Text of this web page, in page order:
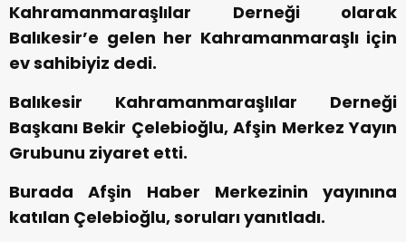
Kahramanmaraşlılar Derneği olarak
Balıkesir’e gelen her Kahramanmaraşlı için
ev sahibiyiz dedi.
Balıkesir Kahramanmaraşlılar Derneği
Başkanı Bekir Çelebioğlu, Afşin Merkez Yayın
Grubunu ziyaret etti.
Burada Afşin Haber Merkezinin yayınına
katılan Çelebioğlu, soruları yanıtladı.